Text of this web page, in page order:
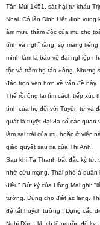
Tân Mùi 1451, sát hại tư khấu
Nhai. Có lần Đinh Liệt định vung
âm mưu thâm độc của mụ cho
tĩnh và nghĩ rằng: sợ mang tiếng
mình làm là bảo vệ đại nghiệp
tộc và trăm họ tán đồng. Nhưng
đáo trọn vẹn hơn về vấn đề này.
Thế rồi ông lại tìm cách tiếp xúc
tình của họ đối với Tuyên từ và
quát là tuyệt đại đa số các quan
làm sai trái của mụ hoặc ở việc
giảo quyệt sau xa của Thị Anh.
Sau khi Tạ Thanh bất đắc kỳ tử,
nhờ cứu mạng. Thái phó á quân
điêu" Bút ký của Hồng Mai ghi:
tường. Dùng cho điệt ác lang.
đệ tất huých tường ! Dụng cẩu
Nghi Dân , khích lệ nguồn đố kỵ